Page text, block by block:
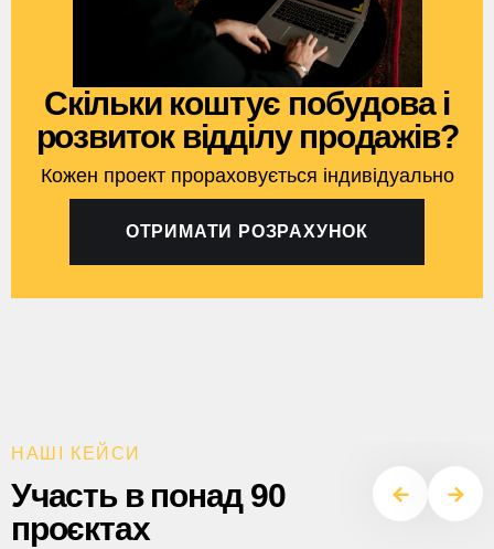
Cкільки коштує побудова і
розвиток відділу продажів?
Кожен проект прораховується індивідуально
ОТРИМАТИ РОЗРАХУНОК
НАШІ КЕЙСИ
Участь в понад 90
проєктах